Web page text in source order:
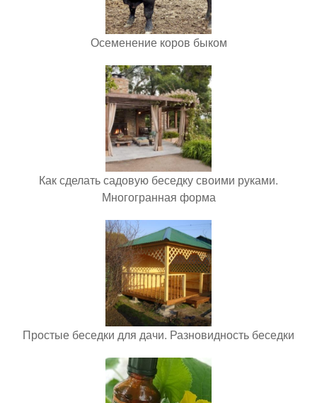
Осеменение коров быком
Как сделать садовую беседку своими руками.
Многогранная форма
Простые беседки для дачи. Разновидность беседки